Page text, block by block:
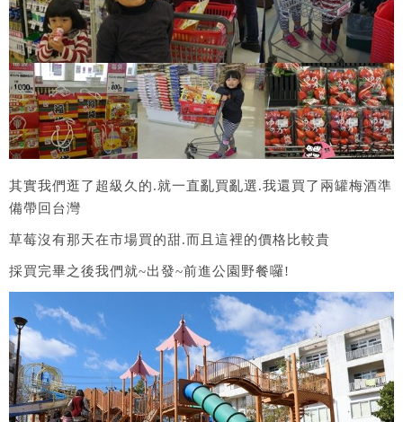
其實我們逛了超級久的.就一直亂買亂選.我還買了兩罐梅酒準
備帶回台灣
草莓沒有那天在市場買的甜.而且這裡的價格比較貴
採買完畢之後我們就~出發~前進公園野餐囉!